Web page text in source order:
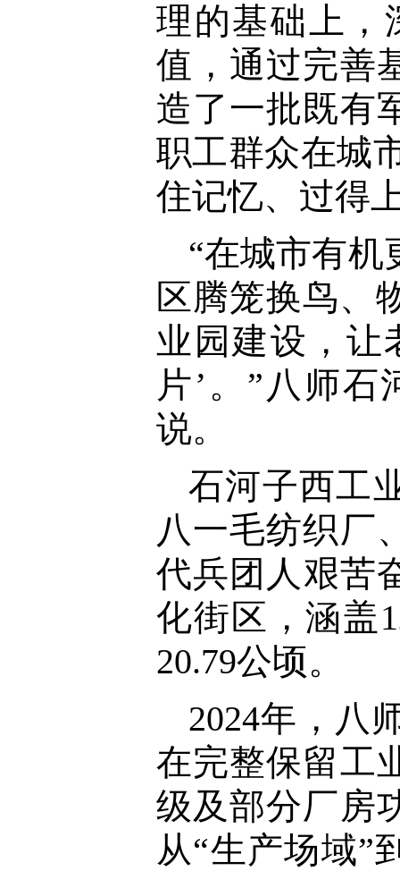
理的基础上，
值，通过完善
造了一批既有
职工群众在城
住记忆、过得
“在城市有机
区腾笼换鸟、
业园建设，让
片’。”八师
说。
石河子西工
八一毛纺织厂
代兵团人艰苦
化街区，涵盖
20.79公顷。
2024年，八
在完整保留工
级及部分厂房
从“生产场域”